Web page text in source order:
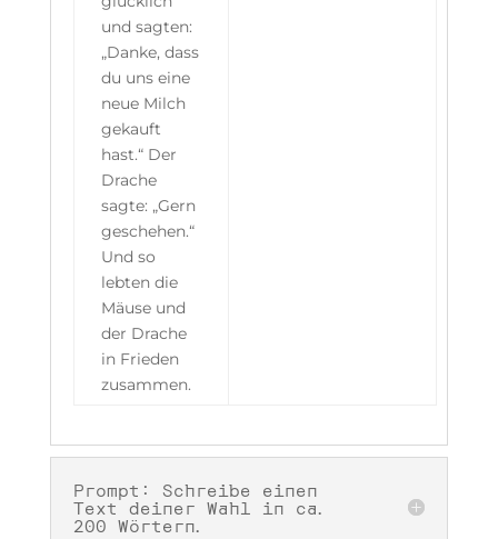
und sagten:
„Danke, dass
du uns eine
neue Milch
gekauft
hast.“ Der
Drache
sagte: „Gern
geschehen.“
Und so
lebten die
Mäuse und
der Drache
in Frieden
zusammen.
Prompt: Schreibe einen
Text deiner Wahl in ca.
200 Wörtern.